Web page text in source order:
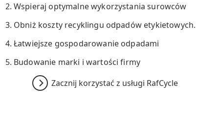
Wspieraj optymalne wykorzystania surowców
Obniż koszty recyklingu odpadów etykietowych.
Łatwiejsze gospodarowanie odpadami
Budowanie marki i wartości firmy
Zacznij korzystać z usługi RafCycle